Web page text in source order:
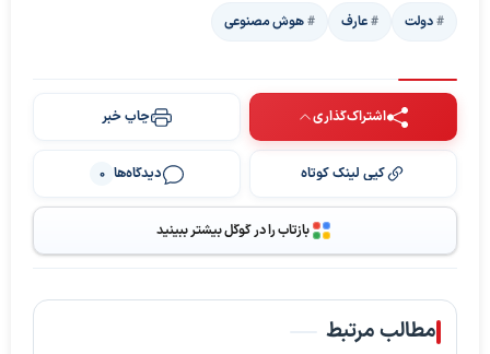
دولت عارف هوش مصنوعی
اشتراک‌گذاری چاپ خبر
کپی لینک کوتاه دیدگاه‌ها 0
بازتاب را در گوگل بیشتر ببینید
مطالب مرتبط